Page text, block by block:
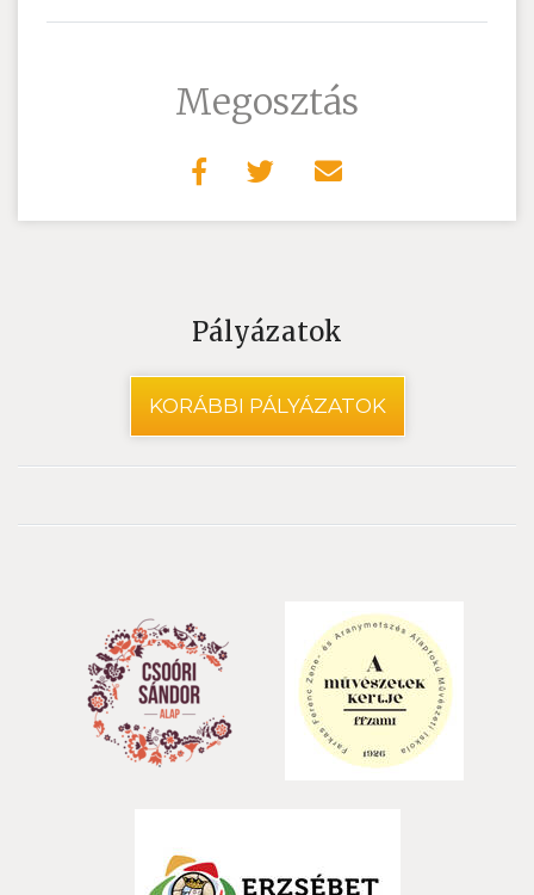
Megosztás
Pályázatok
KORÁBBI PÁLYÁZATOK